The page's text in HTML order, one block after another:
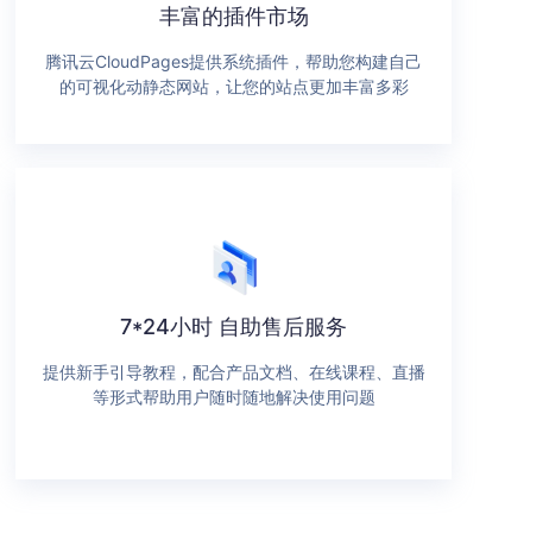
丰富的插件市场
腾讯云CloudPages提供系统插件，帮助您构建自己
的可视化动静态网站，让您的站点更加丰富多彩
7*24小时 自助售后服务
提供新手引导教程，配合产品文档、在线课程、直播
等形式帮助用户随时随地解决使用问题